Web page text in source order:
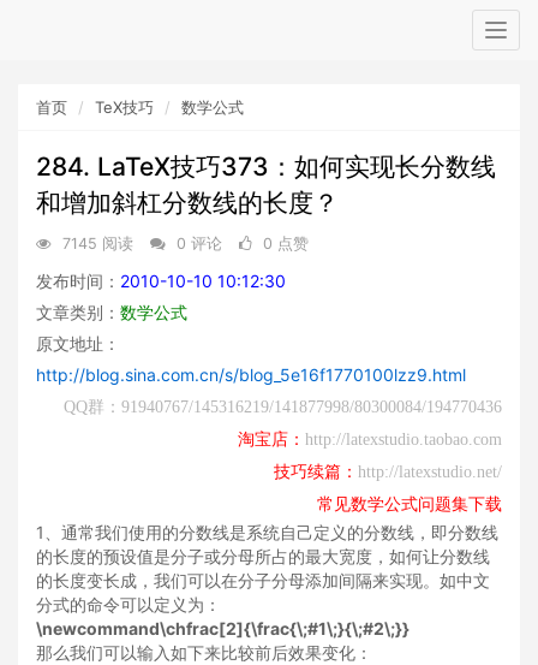
首页 TeX技巧 数学公式
284. LaTeX技巧373：如何实现长分数线
和增加斜杠分数线的长度？
7145 阅读 0 评论 0 点赞
发布时间： 2010-10-10 10:12:30
文章类别： 数学公式
原文地址：
http://blog.sina.com.cn/s/blog_5e16f1770100lzz9.html
QQ群：91940767/145316219/141877998/80300084/194770436
淘宝店： http://latexstudio.taobao.com
技巧续篇： http://latexstudio.net/
常见数学公式问题集下载
1、通常我们使用的分数线是系统自己定义的分数线，即分数线
的长度的预设值是分子或分母所占的最大宽度，如何让分数线
的长度变长成，我们可以在分子分母添加间隔来实现。如中文
分式的命令可以定义为：
\newcommand\chfrac[2]{\frac{\;#1\;}{\;#2\;}}
那么我们可以输入如下来比较前后效果变化：